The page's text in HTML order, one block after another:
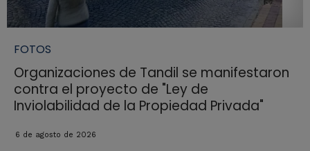
FOTOS
Organizaciones de Tandil se manifestaron
contra el proyecto de "Ley de
Inviolabilidad de la Propiedad Privada"
6 de agosto de 2026